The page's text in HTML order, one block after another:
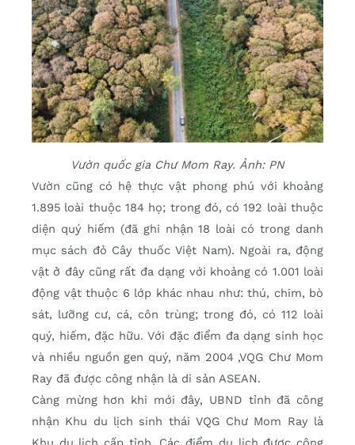
Vườn quốc gia Chư Mom Ray. Ảnh: PN
Vườn cũng có hệ thực vật phong phú với khoảng
1.895 loài thuộc 184 họ; trong đó, có 192 loài thuộc
diện quý hiếm (đã ghi nhận 18 loài có trong danh
mục sách đỏ Cây thuốc Việt Nam). Ngoài ra, động
vật ở đây cũng rất đa dạng với khoảng có 1.001 loài
động vật thuộc 6 lớp khác nhau như: thú, chim, bò
sát, lưỡng cư, cá, côn trùng; trong đó, có 112 loài
quý, hiếm, đặc hữu. Với đặc điểm đa dạng sinh học
và nhiều nguồn gen quý, năm 2004 ,VQG Chư Mom
Ray đã được công nhận là di sản ASEAN.
Càng mừng hơn khi mới đây, UBND tỉnh đã công
nhận Khu du lịch sinh thái VQG Chư Mom Ray là